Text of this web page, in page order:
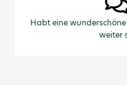
Habt eine
weiter